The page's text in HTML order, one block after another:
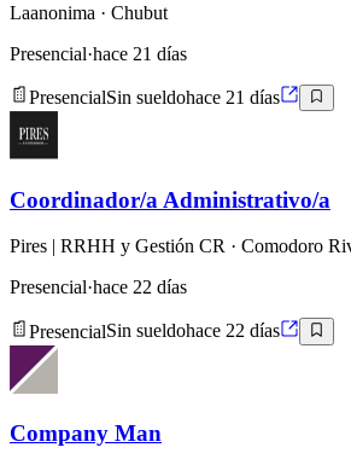
Laanonima · Chubut
Presencial·hace 21 días
PresencialSin sueldohace 21 días
Coordinador/a Administrativo/a
Pires | RRHH y Gestión CR · Comodoro
Presencial·hace 22 días
PresencialSin sueldohace 22 días
Company Man